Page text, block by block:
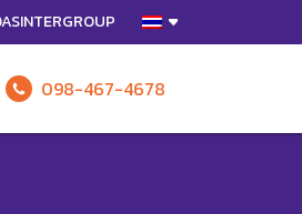
098-467-4678